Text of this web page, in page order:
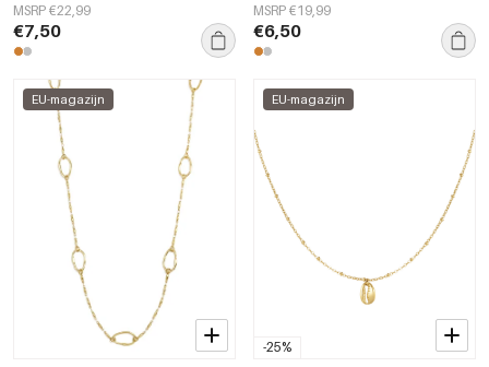
MSRP €22,99
€7,50
MSRP €19,99
€6,50
EU-magazijn
-25%
EU-magazijn